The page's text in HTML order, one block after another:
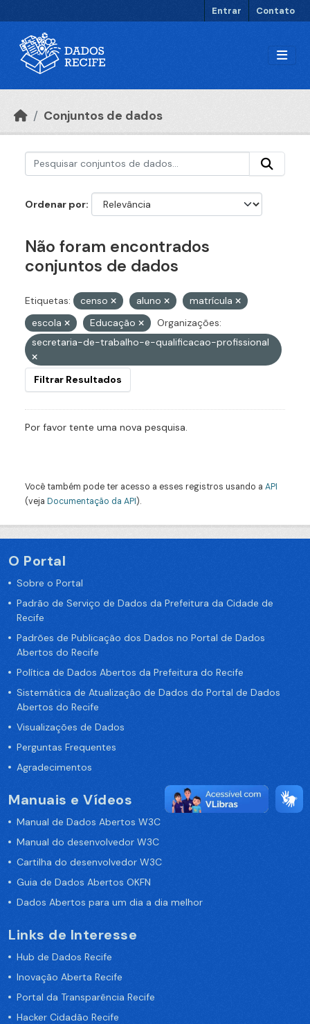
Entrar Contato
Conjuntos de dados
Ordenar por
Não foram encontrados
conjuntos de dados
Etiquetas: censo aluno
matrícula
escola
Educação
Organizações:
secretaria-de-trabalho-e-qualificacao-profissional
Filtrar Resultados
Por favor tente uma nova pesquisa.
Você também pode ter acesso a esses registros usando a API
(veja Documentação da API).
O Portal
Sobre o Portal
Padrão de Serviço de Dados da Prefeitura da Cidade de
Recife
Padrões de Publicação dos Dados no Portal de Dados
Abertos do Recife
Política de Dados Abertos da Prefeitura do Recife
Sistemática de Atualização de Dados do Portal de Dados
Abertos do Recife
Visualizações de Dados
Perguntas Frequentes
Agradecimentos
Manuais e Vídeos
Manual de Dados Abertos W3C
Manual do desenvolvedor W3C
Cartilha do desenvolvedor W3C
Guia de Dados Abertos OKFN
Dados Abertos para um dia a dia melhor
Links de Interesse
Hub de Dados Recife
Inovação Aberta Recife
Portal da Transparência Recife
Hacker Cidadão Recife